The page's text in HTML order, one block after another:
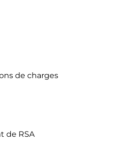
de charges
de RSA